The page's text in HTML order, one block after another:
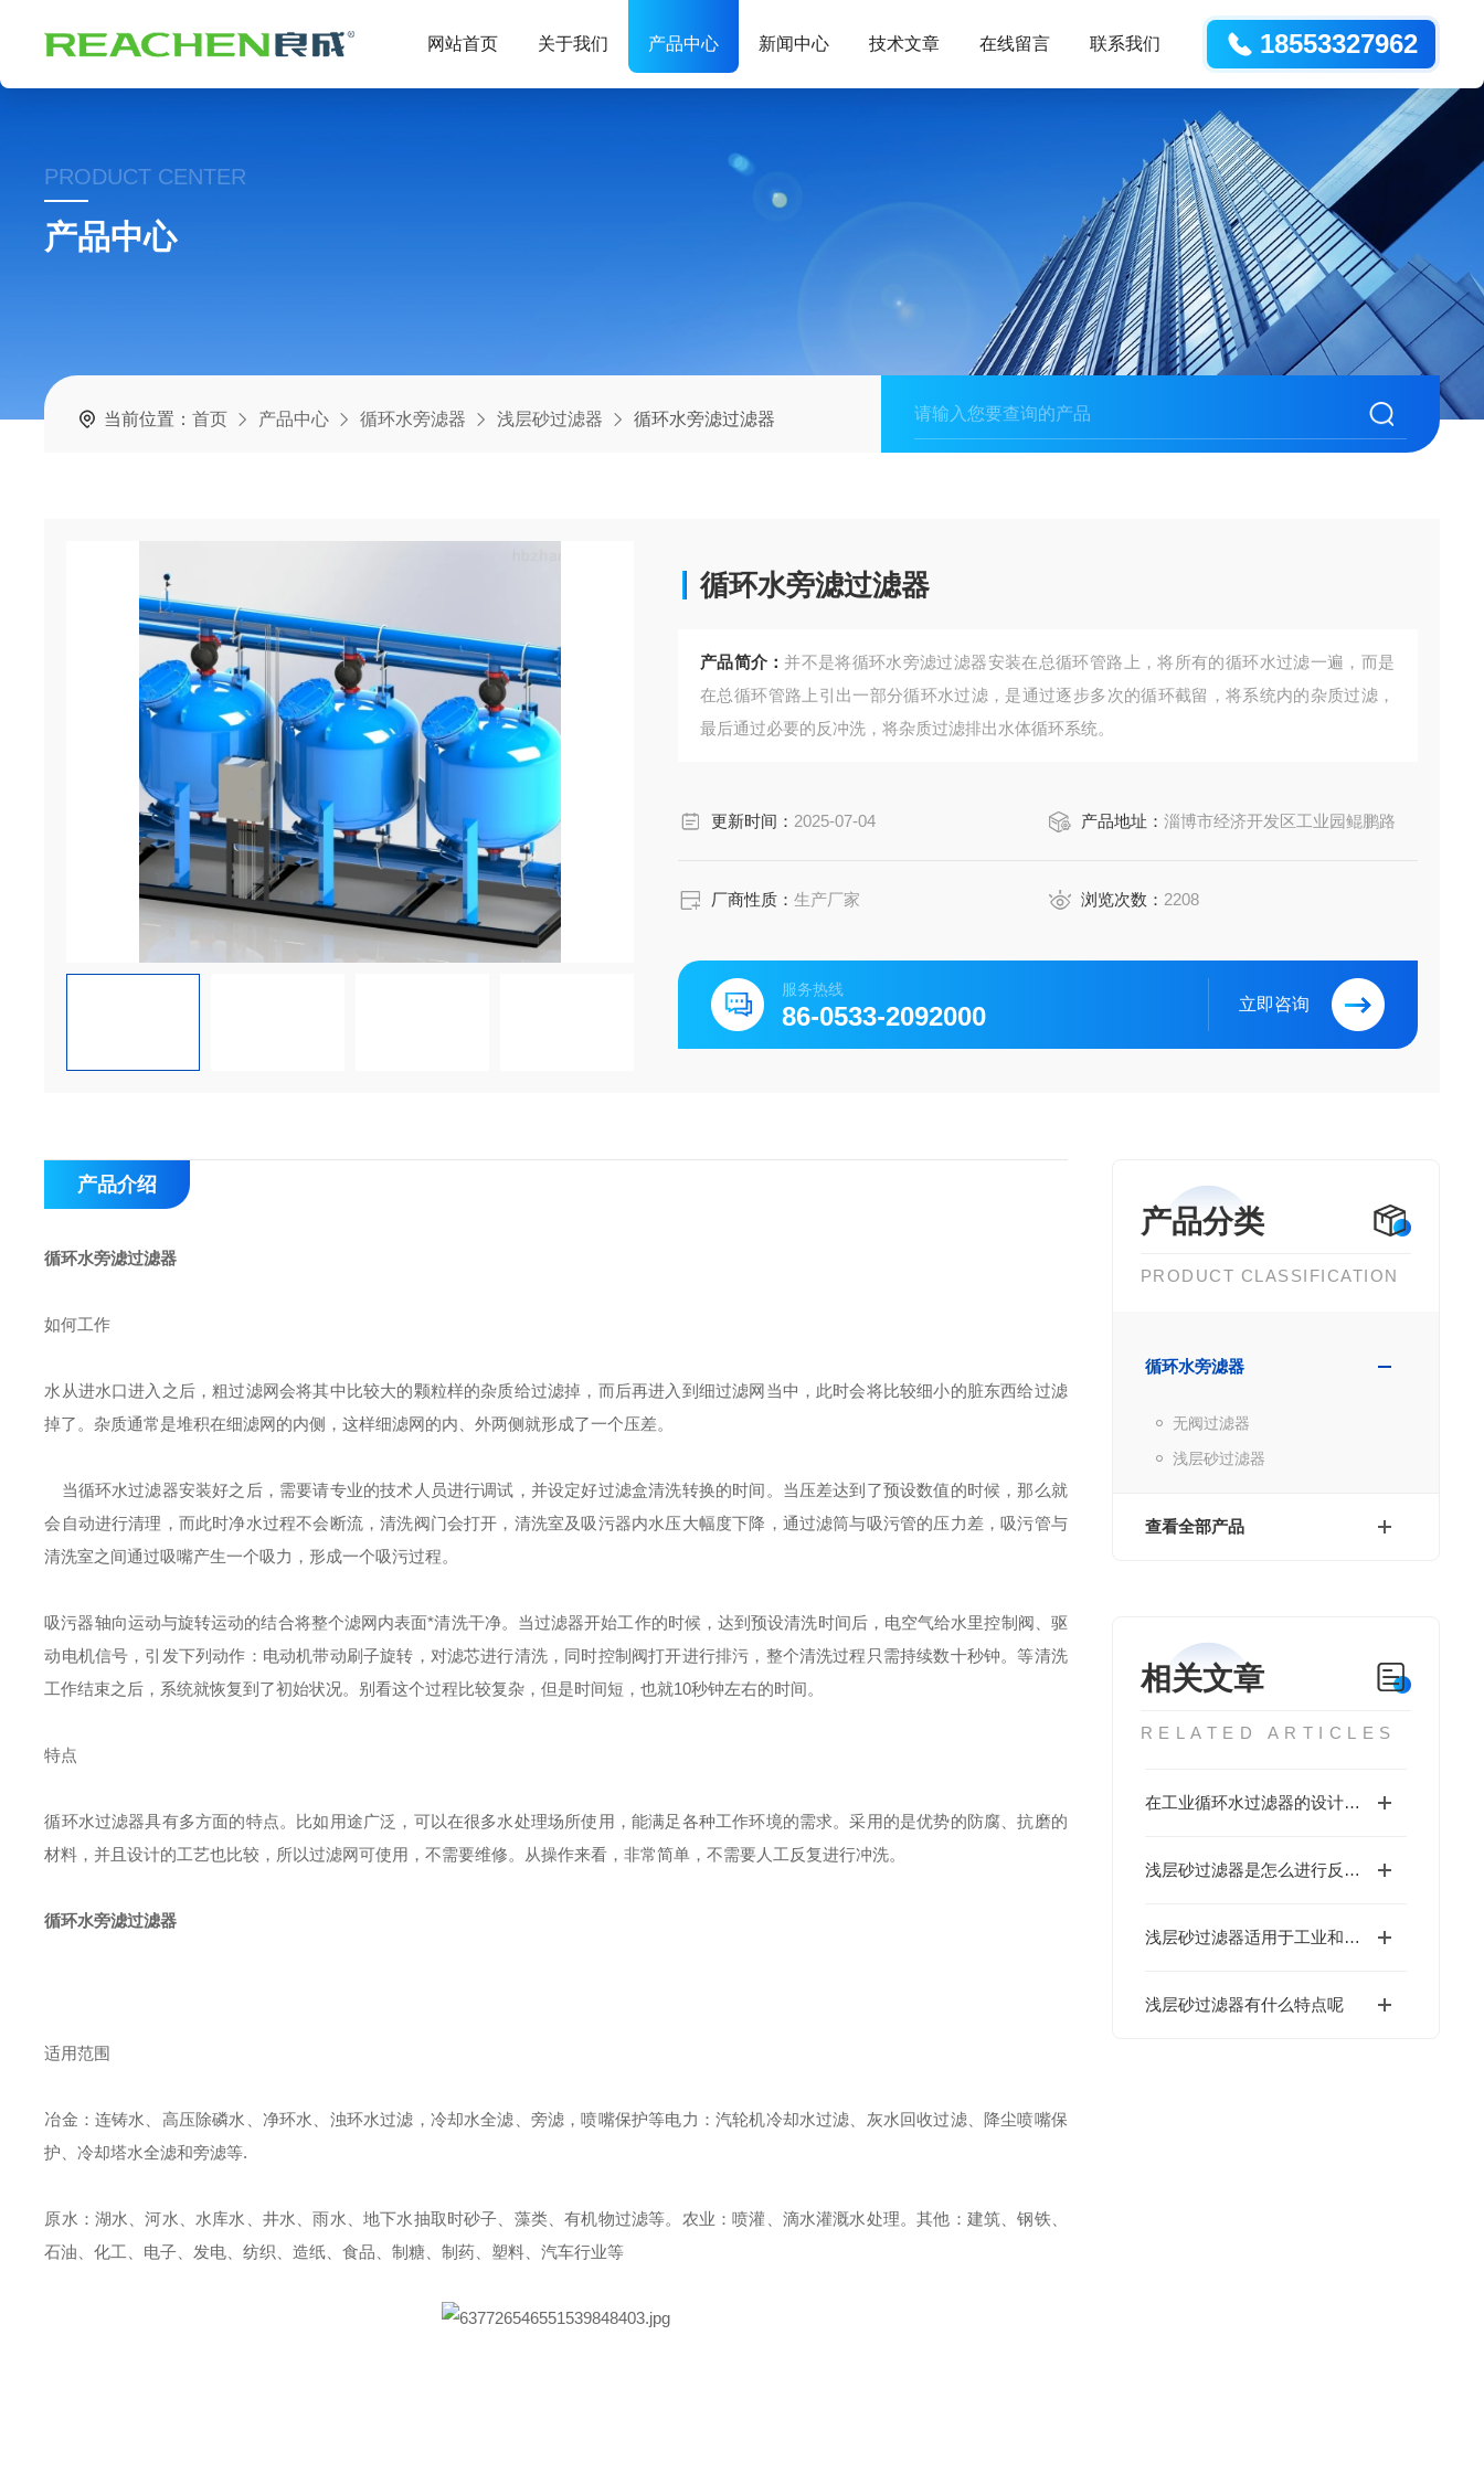
18553327962
网站首页 关于我们 产品中心 新闻中心 技术文章 在线留言 联系我们
PRODUCT CENTER
产品中心
当前位置：首页 产品中心 循环水旁滤器 浅层砂过滤器 循环水旁滤过滤器
循环水旁滤过滤器
产品简介： 并不是将循环水旁滤过滤器安装在总循环管路上，将所有的循环水过滤一遍，而是
在总循环管路上引出一部分循环水过滤，是通过逐步多次的循环截留，将系统内的杂质过滤，
最后通过必要的反冲洗，将杂质过滤排出水体循环系统。
更新时间： 2025-07-04 产品地址： 淄博市经济开发区工业园鲲鹏路
厂商性质：生产厂家 浏览次数： 2208
服务热线
86-0533-2092000 立即咨询
产品分类
PRODUCT CLASSIFICATION
循环水旁滤器
无阀过滤器
浅层砂过滤器
查看全部产品
相关文章
RELATED ARTICLES
在工业循环水过滤器的设计中，通常会考虑以下几个因素
浅层砂过滤器是怎么进行反洗的呢
浅层砂过滤器适用于工业和民用循环水系统的水质处理。
浅层砂过滤器有什么特点呢
产品介绍
循环水旁滤过滤器
如何工作
水从进水口进入之后，粗过滤网会将其中比较大的颗粒样的杂质给过滤掉，而后再进入到细过滤网当中，此时会将比较细小的脏东西给过滤
掉了。杂质通常是堆积在细滤网的内侧，这样细滤网的内、外两侧就形成了一个压差。
当循环水过滤器安装好之后，需要请专业的技术人员进行调试，并设定好过滤盒清洗转换的时间。当压差达到了预设数值的时候，那么就
会自动进行清理，而此时净水过程不会断流，清洗阀门会打开，清洗室及吸污器内水压大幅度下降，通过滤筒与吸污管的压力差，吸污管与
清洗室之间通过吸嘴产生一个吸力，形成一个吸污过程。
吸污器轴向运动与旋转运动的结合将整个滤网内表面*清洗干净。当过滤器开始工作的时候，达到预设清洗时间后，电空气给水里控制阀、驱
动电机信号，引发下列动作：电动机带动刷子旋转，对滤芯进行清洗，同时控制阀打开进行排污，整个清洗过程只需持续数十秒钟。等清洗
工作结束之后，系统就恢复到了初始状况。别看这个过程比较复杂，但是时间短，也就10秒钟左右的时间。
特点
循环水过滤器具有多方面的特点。比如用途广泛，可以在很多水处理场所使用，能满足各种工作环境的需求。采用的是优势的防腐、抗磨的
材料，并且设计的工艺也比较，所以过滤网可使用，不需要维修。从操作来看，非常简单，不需要人工反复进行冲洗。
循环水旁滤过滤器
适用范围
冶金：连铸水、高压除磷水、净环水、浊环水过滤，冷却水全滤、旁滤，喷嘴保护等电力：汽轮机冷却水过滤、灰水回收过滤、降尘喷嘴保
护、冷却塔水全滤和旁滤等.
原水：湖水、河水、水库水、井水、雨水、地下水抽取时砂子、藻类、有机物过滤等。农业：喷灌、滴水灌溉水处理。其他：建筑、钢铁、
石油、化工、电子、发电、纺织、造纸、食品、制糖、制药、塑料、汽车行业等